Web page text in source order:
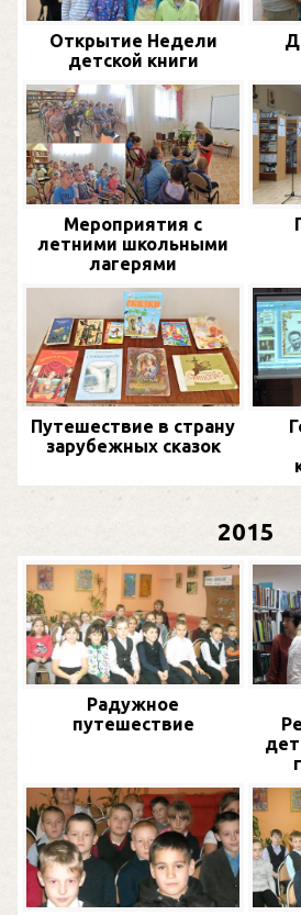
Открытие Недели
детской книги
Мероприятия с
летними школьными
лагерями
Путешествие в страну
зарубежных сказок
2015
Радужное
путешествие